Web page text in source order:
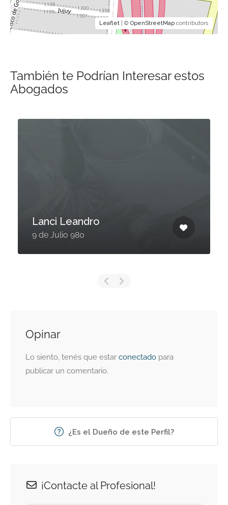
Leaflet | © OpenStreetMap contributors
También te Podrían Interesar estos
Abogados
Lanci Leandro
9 de Julio 980
Opinar
Lo siento, tenés que estar conectado para
publicar un comentario.
¿Es el Dueño de este Perfil?
¡Contacte al Profesional!